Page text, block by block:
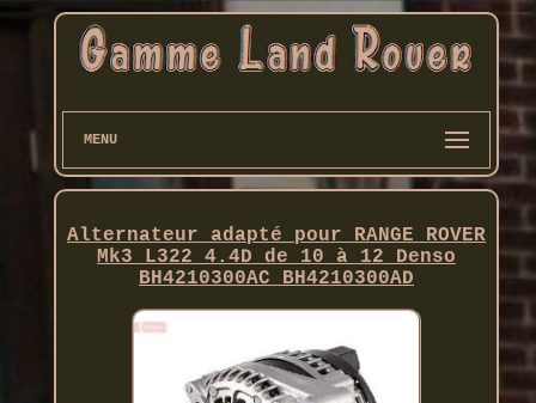
MENU
Alternateur adapté pour RANGE ROVER
Mk3 L322 4.4D de 10 à 12 Denso
BH4210300AC BH4210300AD